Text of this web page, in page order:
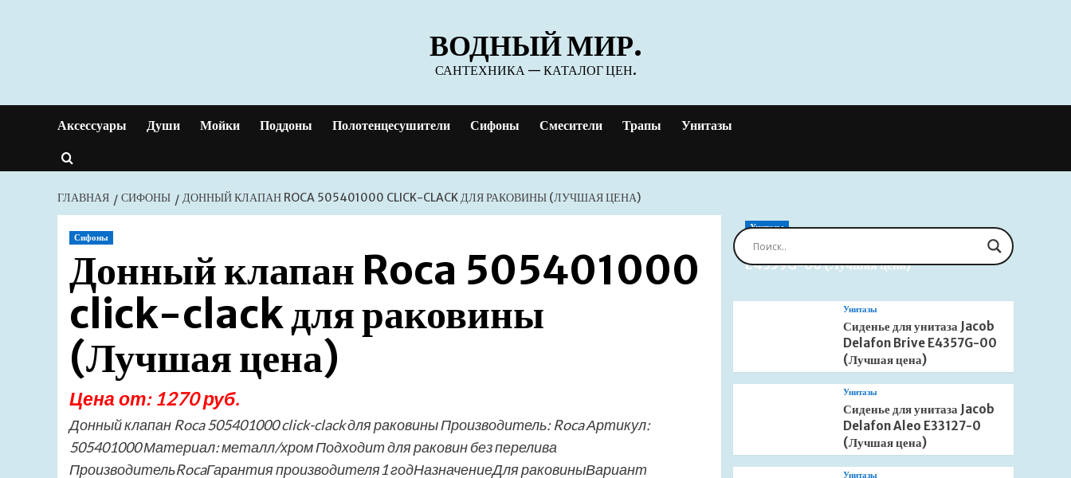
ВОДНЫЙ МИР.
САНТЕХНИКА — КАТАЛОГ ЦЕН.
Аксессуары Души Мойки Поддоны Полотенцесушители Сифоны Смесители Трапы Унитазы
ГЛАВНАЯ СИФОНЫ ДОННЫЙ КЛАПАН ROCA 505401000 CLICK-CLACK ДЛЯ РАКОВИНЫ (ЛУЧШАЯ ЦЕНА)
Сифоны
Донный клапан Roca 505401000
click-clack для раковины
(Лучшая цена)
Цена от: 1270 руб.
Донный клапан Roca 505401000 click-clack для раковины Производитель: Roca Артикул:
505401000 Материал: металл/хром Подходит для раковин без перелива
ПроизводительRocaГарантия производителя1 годНазначениеДля раковиныВариант
Унитазы
Сиденье для унитаза Jacob Delafon Brive
E4359G-00 (Лучшая цена)
Унитазы
Сиденье для унитаза Jacob
Delafon Brive E4357G-00
(Лучшая цена)
Унитазы
Сиденье для унитаза Jacob
Delafon Aleo E33127-0
(Лучшая цена)
Унитазы